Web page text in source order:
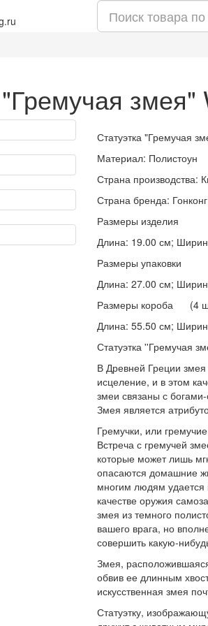
"Гремучая змея"
Статуэтка "Гремучая
Материал: Полистоун
Страна производства:
Страна бренда: Гонконг
Размеры изделия
Длина: 19.00 см;
Размеры упаковки
Длина: 27.00 см;
Размеры короба (4
Длина: 55.50 см;
Статуэтка ''Гремучая
В Древней Греции
исцеление, и в этом
змеи связаны с
Змея является
Гремучки, или
Встреча с гремучей
которые может лишь
опасаются домашние
многим людям удается
качестве оружия
змея из темного
вашего врага, но
совершить какую-
Змея,
обвив ее длинным
искусственная змея
Статуэтку,